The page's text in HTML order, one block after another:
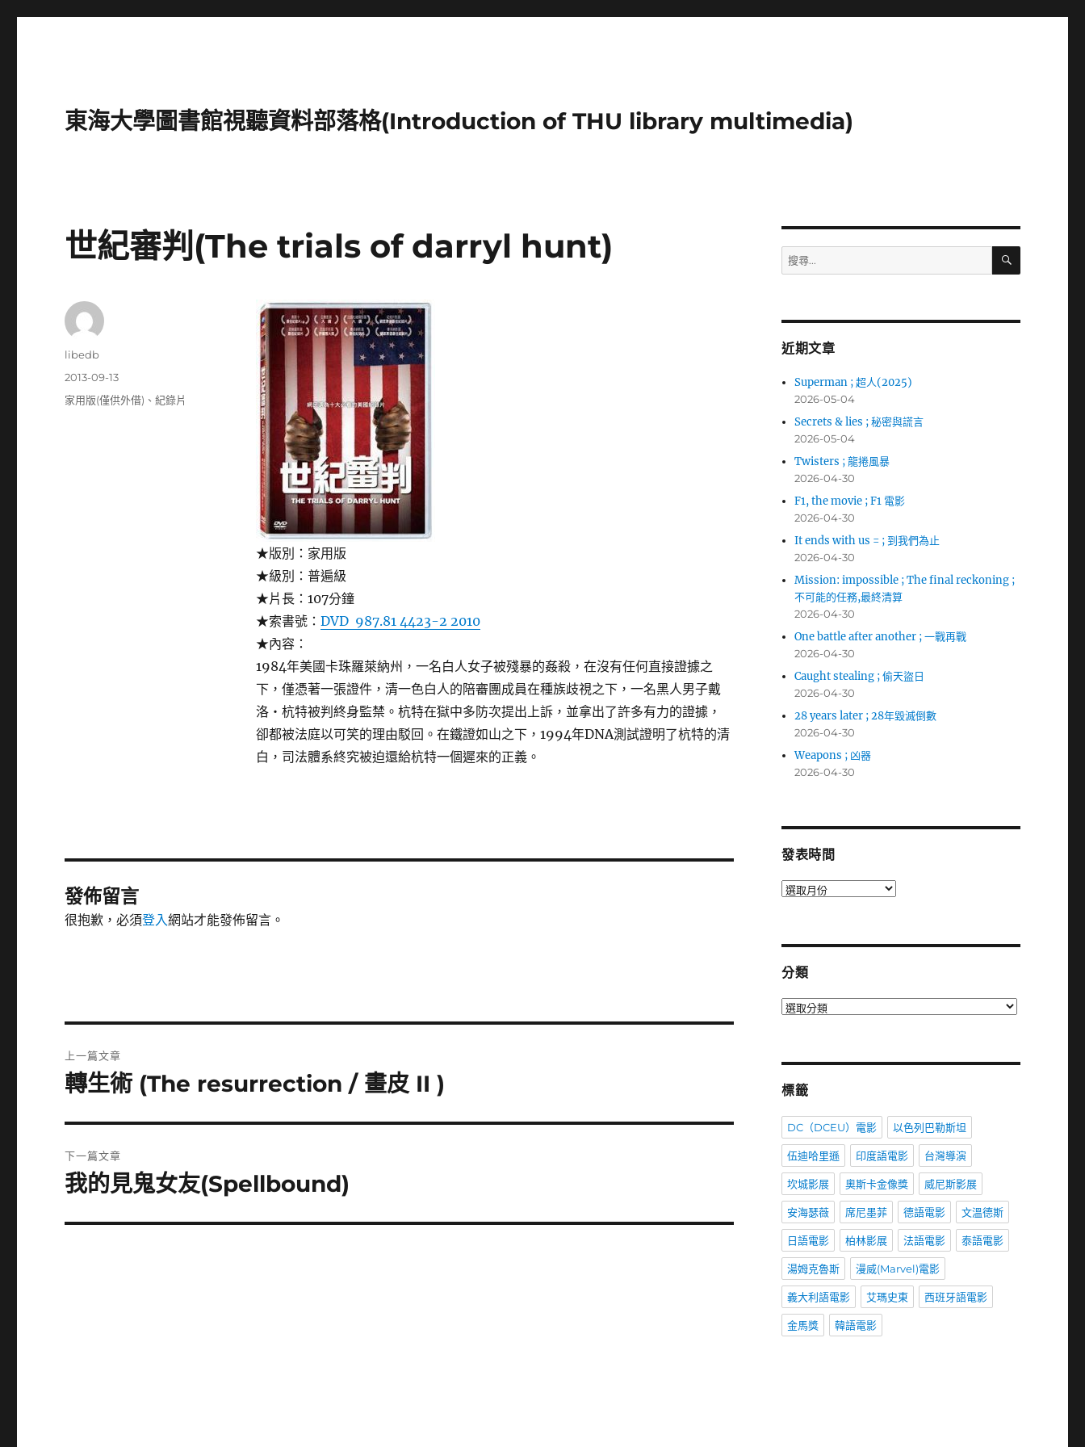
東海大學圖書館視聽資料部落格(Introduction of THU library multimedia)
世紀審判(The trials of darryl hunt)
★版別：家用版
★級別：普遍級
★片長：107分鐘
★索書號： DVD 987.81 4423-2 2010
★內容：
1984年美國卡珠羅萊納州，一名白人女子被殘暴的姦殺，在沒有任何直接證據之
下，僅憑著一張證件，清一色白人的陪審團成員在種族歧視之下，一名黑人男子戴
洛‧杭特被判終身監禁。杭特在獄中多防次提出上訴，並拿出了許多有力的證據，
卻都被法庭以可笑的理由駁回。在鐵證如山之下，1994年DNA測試證明了杭特的清
白，司法體系終究被迫還給杭特一個遲來的正義。
作
libedb
發
佈
2013-09-13
分
家用版(僅供外借) 、紀錄片
發佈留言
很抱歉，必須登入網站才能發佈留言。
章
上一篇文章
上
篇
文
章:
轉生術 (The resurrection / 畫皮 II )
下一篇文章
下
篇
我的見鬼女友(Spellbound)
搜
尋
字:
搜
近期文章
Superman ; 超人(2025)
2026-05-04
Secrets & lies ; 秘密與謊言
2026-05-04
Twisters ; 龍捲風暴
2026-04-30
F1, the movie ; F1 電影
2026-04-30
It ends with us = ; 到我們為止
2026-04-30
Mission: impossible ; The final reckoning ;
不可能的任務,最終清算
2026-04-30
One battle after another ; 一戰再戰
2026-04-30
Caught stealing ; 偷天盜日
2026-04-30
28 years later ; 28年毀滅倒數
2026-04-30
Weapons ; 凶器
2026-04-30
發表時間
發
分類
分
標籤
DC（DCEU）電影 以色列巴勒斯坦
伍迪哈里遜 印度語電影 台灣導演
坎城影展 奧斯卡金像獎 威尼斯影展
安海瑟薇 席尼墨菲 德語電影 文溫德斯
日語電影 柏林影展 法語電影 泰語電影
湯姆克魯斯 漫威(Marvel)電影
義大利語電影 艾瑪史東 西班牙語電影
金馬獎 韓語電影